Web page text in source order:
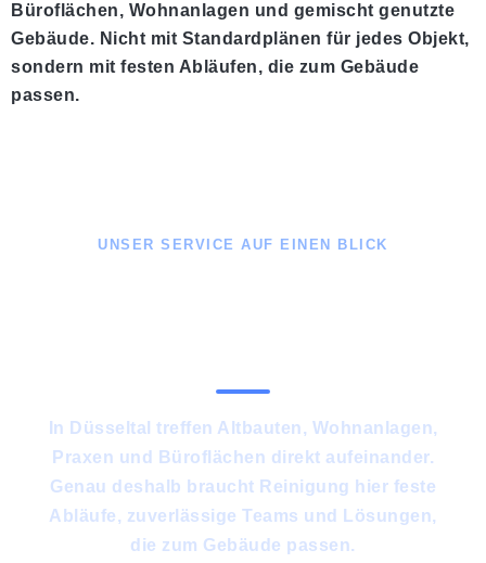
Büroflächen, Wohnanlagen und gemischt genutzte
Gebäude. Nicht mit Standardplänen für jedes Objekt,
sondern mit festen Abläufen, die zum Gebäude
passen.
UNSER SERVICE AUF EINEN BLICK
In Düsseltal treffen Altbauten, Wohnanlagen,
Praxen und Büroflächen direkt aufeinander.
Genau deshalb braucht Reinigung hier feste
Abläufe, zuverlässige Teams und Lösungen,
die zum Gebäude passen.